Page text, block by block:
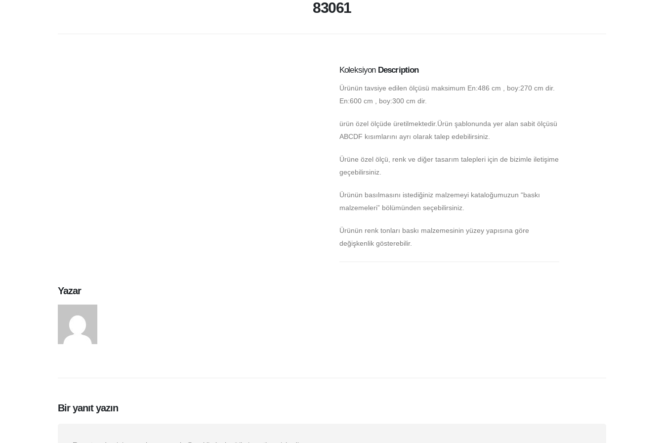
83061
Koleksiyon Description
Ürünün tavsiye edilen ölçüsü maksimum En:486 cm , boy:270 cm dir.
En:600 cm , boy:300 cm dir.
ürün özel ölçüde üretilmektedir.Ürün şablonunda yer alan sabit ölçüsü
ABCDF kısımlarını ayrı olarak talep edebilirsiniz.
Ürüne özel ölçü, renk ve diğer tasarım talepleri için de bizimle iletişime
geçebilirsiniz.
Ürünün basılmasını istediğiniz malzemeyi kataloğumuzun “baskı
malzemeleri” bölümünden seçebilirsiniz.
Ürünün renk tonları baskı malzemesinin yüzey yapısına göre
değişkenlik gösterebilir.
Yazar
Bir yanıt yazın